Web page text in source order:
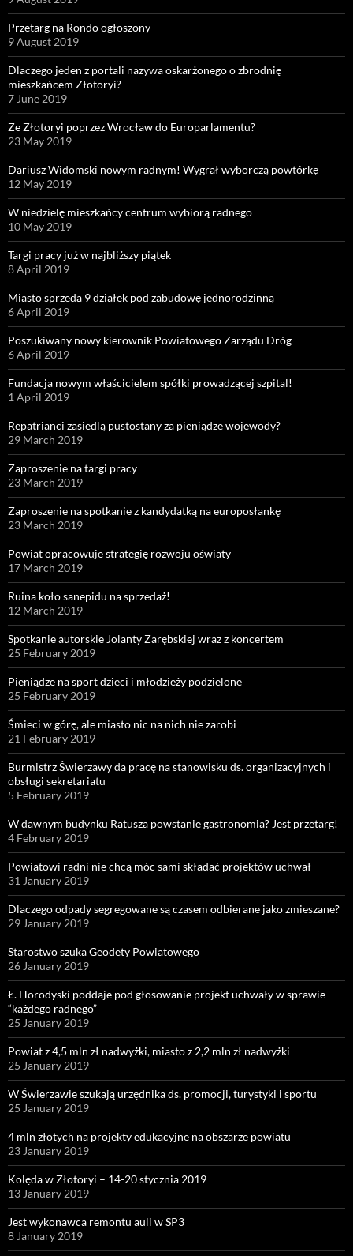
Przetarg na Rondo ogłoszony
9 August 2019
Dlaczego jeden z portali nazywa oskarżonego o zbrodnię
mieszkańcem Złotoryi?
7 June 2019
Ze Złotoryi poprzez Wrocław do Europarlamentu?
23 May 2019
Dariusz Widomski nowym radnym! Wygrał wyborczą powtórkę
12 May 2019
W niedzielę mieszkańcy centrum wybiorą radnego
10 May 2019
Targi pracy już w najbliższy piątek
8 April 2019
Miasto sprzeda 9 działek pod zabudowę jednorodzinną
6 April 2019
Poszukiwany nowy kierownik Powiatowego Zarządu Dróg
6 April 2019
Fundacja nowym właścicielem spółki prowadzącej szpital!
1 April 2019
Repatrianci zasiedlą pustostany za pieniądze wojewody?
29 March 2019
Zaproszenie na targi pracy
23 March 2019
Zaproszenie na spotkanie z kandydatką na europosłankę
23 March 2019
Powiat opracowuje strategię rozwoju oświaty
17 March 2019
Ruina koło sanepidu na sprzedaż!
12 March 2019
Spotkanie autorskie Jolanty Zarębskiej wraz z koncertem
25 February 2019
Pieniądze na sport dzieci i młodzieży podzielone
25 February 2019
Śmieci w górę, ale miasto nic na nich nie zarobi
21 February 2019
Burmistrz Świerzawy da pracę na stanowisku ds. organizacyjnych i
obsługi sekretariatu
5 February 2019
W dawnym budynku Ratusza powstanie gastronomia? Jest przetarg!
4 February 2019
Powiatowi radni nie chcą móc sami składać projektów uchwał
31 January 2019
Dlaczego odpady segregowane są czasem odbierane jako zmieszane?
29 January 2019
Starostwo szuka Geodety Powiatowego
26 January 2019
Ł. Horodyski poddaje pod głosowanie projekt uchwały w sprawie
“każdego radnego”
25 January 2019
Powiat z 4,5 mln zł nadwyżki, miasto z 2,2 mln zł nadwyżki
25 January 2019
W Świerzawie szukają urzędnika ds. promocji, turystyki i sportu
25 January 2019
4 mln złotych na projekty edukacyjne na obszarze powiatu
23 January 2019
Kolęda w Złotoryi – 14-20 stycznia 2019
13 January 2019
Jest wykonawca remontu auli w SP3
8 January 2019